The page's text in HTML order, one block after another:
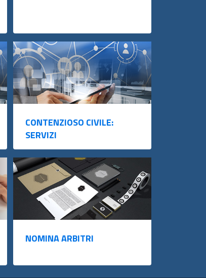
CONTENZIOSO CIVILE:
SERVIZI
NOMINA ARBITRI